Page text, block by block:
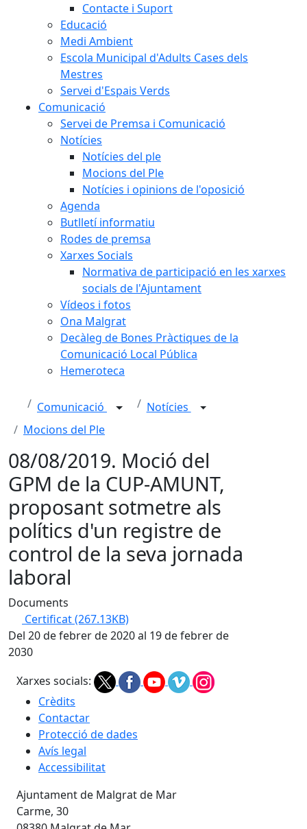
Contacte i Suport
Educació
Medi Ambient
Escola Municipal d'Adults Cases dels
Mestres
Servei d'Espais Verds
Comunicació
Servei de Premsa i Comunicació
Notícies
Notícies del ple
Mocions del Ple
Notícies i opinions de l'oposició
Agenda
Butlletí informatiu
Rodes de premsa
Xarxes Socials
Normativa de participació en les xarxes
socials de l'Ajuntament
Vídeos i fotos
Ona Malgrat
Decàleg de Bones Pràctiques de la
Comunicació Local Pública
Hemeroteca
Comunicació
Notícies
Mocions del Ple
08/08/2019. Moció del
GPM de la CUP-AMUNT,
proposant sotmetre als
polítics d'un registre de
control de la seva jornada
laboral
Documents
Certificat(267.13KB)
Del 20 de febrer de 2020 al 19 de febrer de
2030
Xarxes socials:
Crèdits
Contactar
Protecció de dades
Avís legal
Accessibilitat
Ajuntament de Malgrat de Mar
Carme, 30